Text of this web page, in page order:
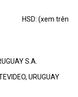
trên
S.A.
URUGUAY